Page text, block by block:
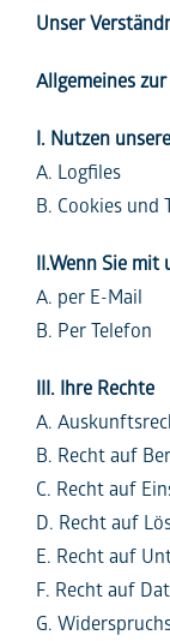
Unser
Allgemeines
I. Nutzen
A. Logfiles
B. Cookies und
II.Wenn Sie
A. per E-Mail
B. Per Telefon
III. Ihre Rechte
A.
B. Recht auf
C. Recht auf
D. Recht auf
E. Recht auf
F. Recht auf
G.